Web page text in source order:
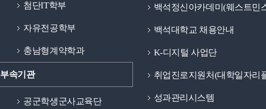
첨단IT학부
자유전공학부
충남형계약학과
백석정신아카데미(웨스트민
백석대학교 채용안내
K-디지털 사업단
취업진로지원처(대학일자리
성과관리시스템
부속기관
공군학생군사교육단